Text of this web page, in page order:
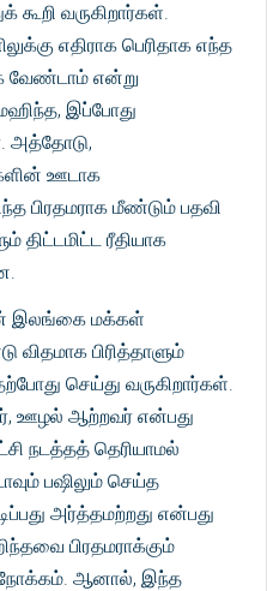
கூறி வருகிறார்கள்.
எதிராக பெரிதாக எந்த
வேண்டாம் என்று
மஹிந்த, இப்போது
அத்தோடு,
ஊடாக
பிரதமராக மீண்டும் பதவி
திட்டமிட்ட ரீதியாக
இலங்கை மக்கள்
பிரித்தாளும்
செய்து வருகிறார்கள்.
ஊழல் ஆற்றவர் என்பது
நடத்தத் தெரியாமல்
பஷிலும் செய்த
அர்த்தமற்றது என்பது
பிரதமராக்கும்
ஆனால், இந்த